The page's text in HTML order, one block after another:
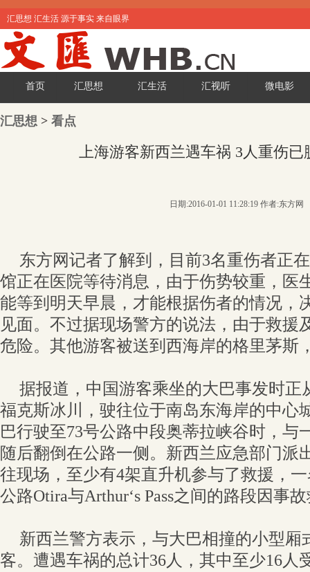
汇思想 汇生活 源于事实 来自眼界
首页 汇思想 汇生活 汇视听 微电影
汇思想 > 看点
上海游客新西兰遇车祸 3人重伤已
日期:2016-01-01 11:28:19 作者:东方网
东方网记者了解到，目前3名重伤者正
馆正在医院等待消息，由于伤势较重，医
能等到明天早晨，才能根据伤者的情况，
见面。不过据现场警方的说法，由于救援
危险。其他游客被送到西海岸的格里茅斯
据报道，中国游客乘坐的大巴事发时正
福克斯冰川，驶往位于南岛东海岸的中心
巴行驶至73号公路中段奥蒂拉峡谷时，与
随后翻倒在公路一侧。新西兰应急部门派
往现场，至少有4架直升机参与了救援，
公路Otira与Arthur‘s Pass之间的路段因事
新西兰警方表示，与大巴相撞的小型厢
客。遭遇车祸的总计36人，其中至少16人